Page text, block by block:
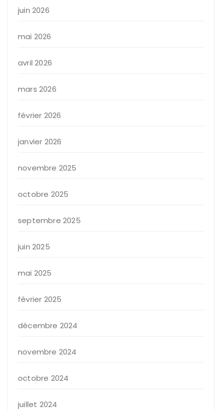
juin 2026
mai 2026
avril 2026
mars 2026
février 2026
janvier 2026
novembre 2025
octobre 2025
septembre 2025
juin 2025
mai 2025
février 2025
décembre 2024
novembre 2024
octobre 2024
juillet 2024